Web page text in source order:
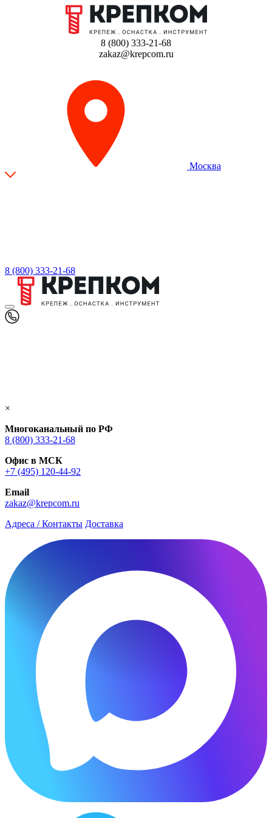
8 (800) 333-21-68
zakaz@krepcom.ru
Москва
8 (800) 333-21-68
×
Многоканальный по РФ
8 (800) 333‑21-68
Офис в МСК
+7 (495) 120-44-92
Email
zakaz@krepcom.ru
Адреса / Контакты Доставка